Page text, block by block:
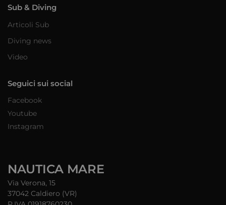
Sub & Diving
Articoli Sub
Diving news
Video
Seguici sui social
Facebook
Youtube
Instagram
NAUTICA MARE
Via Verona, 15
37042 Caldiero (VR)